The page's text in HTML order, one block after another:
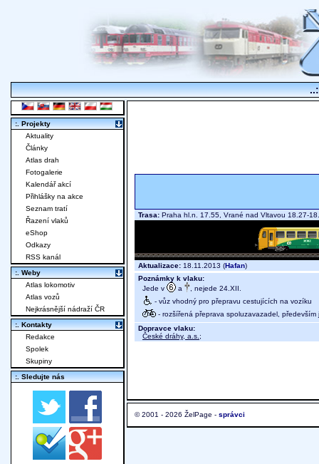
Trasa: Praha hl.n. 17.55, Vrané nad Vltavou 18.27-
Aktualizace: 18.11.2013 (Hafan)
Poznámky k vlaku:
Jede v
a
, nejede 24.XII.
- vůz vhodný pro přepravu cestujících na vozíku
- rozšířená přeprava spoluzavazadel, především
Dopravce vlaku:
České dráhy, a.s. ;
© 2001 - 2026 ŽelPage - správci
:. Projekty
Aktuality
Články
Atlas drah
Fotogalerie
Kalendář akcí
Přihlášky na akce
Seznam tratí
Řazení vlaků
eShop
Odkazy
RSS kanál
:. Weby
Atlas lokomotiv
Atlas vozů
Nejkrásnější nádraží ČR
:. Kontakty
Redakce
Spolek
Skupiny
:. Sledujte nás